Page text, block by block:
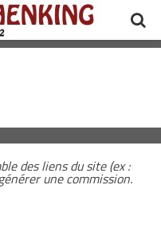
des liens du site (ex :
une commission.